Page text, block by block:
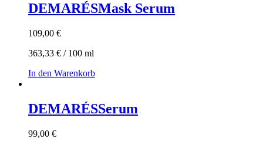
DEMARÉSMask Serum
109,00 €
363,33 € / 100 ml
In den Warenkorb
DEMARÉSSerum
99,00 €